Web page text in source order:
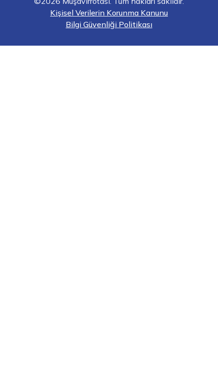
Kişisel Verilerin Korunma Kanunu
Bilgi Güvenliği Politikası